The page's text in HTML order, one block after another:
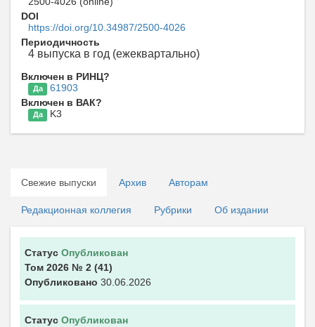
DOI
https://doi.org/10.34987/2500-4026
Периодичность
4 выпуска в год (ежеквартально)
Включен в РИНЦ?
Да
61903
Включен в ВАК?
Да K3
Свежие выпуски Архив Авторам
Редакционная коллегия Рубрики Об издании
Статус Опубликован
Том 2026 № 2 (41)
Опубликовано 30.06.2026
Статус Опубликован